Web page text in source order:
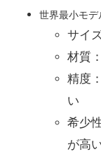
世界最小モデ
サイ
材質
精度
い
希少
が高